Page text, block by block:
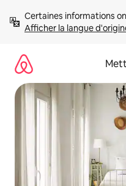
directement
Afficher la langue